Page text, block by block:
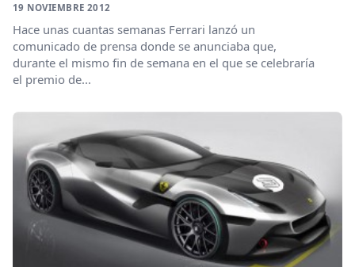
19 NOVIEMBRE 2012
Hace unas cuantas semanas Ferrari lanzó un
comunicado de prensa donde se anunciaba que,
durante el mismo fin de semana en el que se celebraría
el premio de...